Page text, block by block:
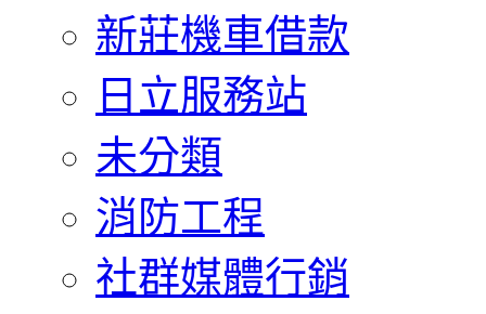
新莊機車借款
日立服務站
未分類
消防工程
社群媒體行銷